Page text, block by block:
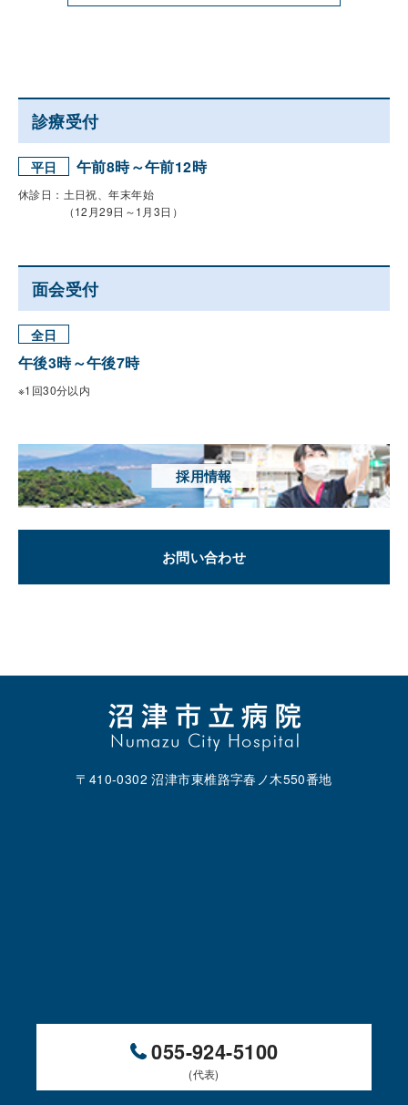
診療受付
平日 午前8時～午前12時
休診日：土日祝、年末年始
（12月29日～1月3日）
面会受付
全日
午後3時～午後7時
※1回30分以内
採用情報
お問い合わせ
〒410-0302 沼津市東椎路字春ノ木550番地
055-924-5100
(代表)